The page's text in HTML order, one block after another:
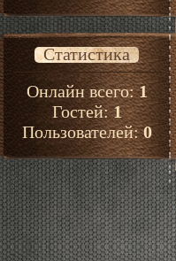
Статистика
Онлайн всего:1
Гостей:1
Пользователей:0